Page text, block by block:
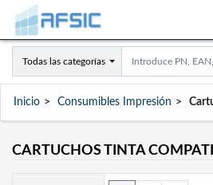
Todas las categorías
Inicio Consumibles Impresión
CARTUCHOS TINTA